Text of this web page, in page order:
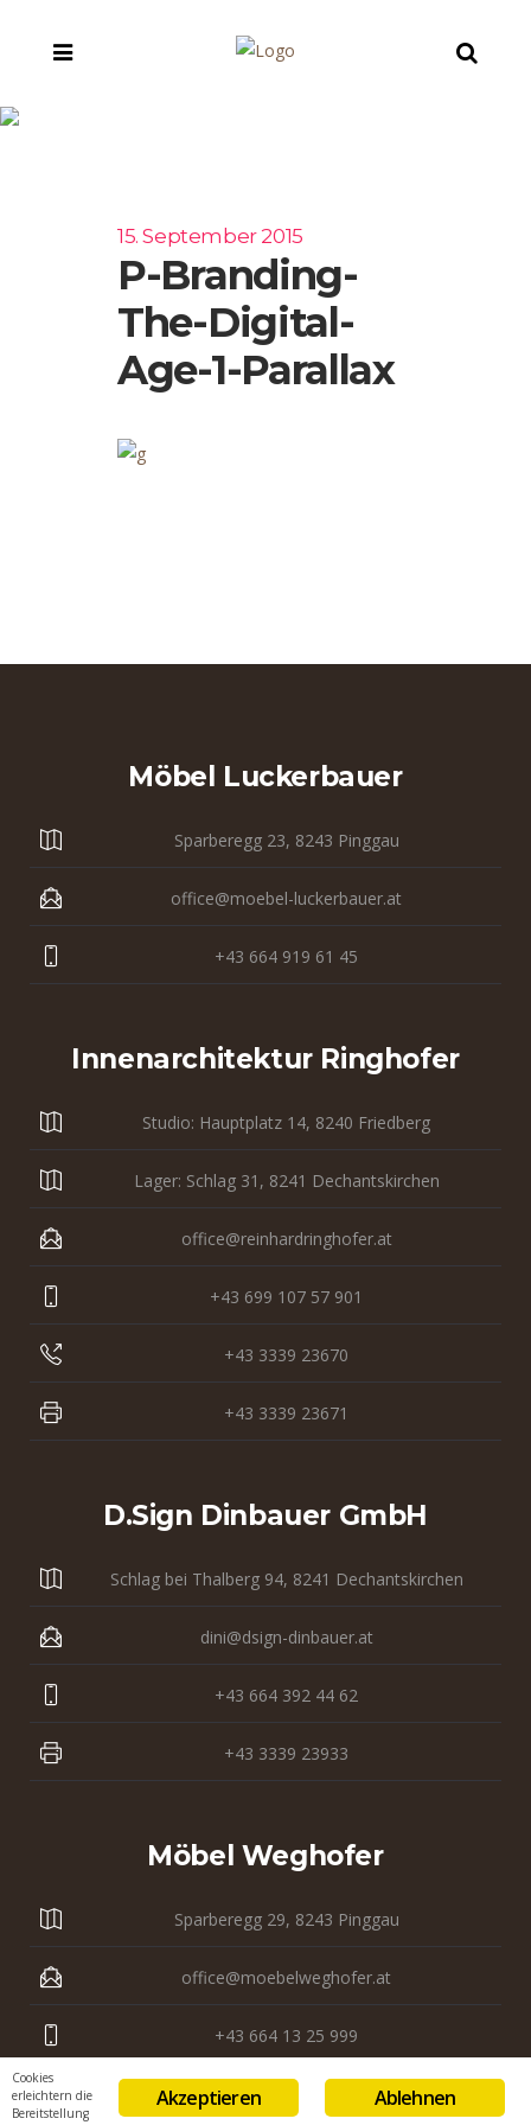
15. September 2015
P-Branding-
The-Digital-
Age-1-Parallax
Möbel Luckerbauer
Sparberegg 23, 8243 Pinggau
office@moebel-luckerbauer.at
+43 664 919 61 45
Innenarchitektur Ringhofer
Studio: Hauptplatz 14, 8240 Friedberg
Lager: Schlag 31, 8241 Dechantskirchen
office@reinhardringhofer.at
+43 699 107 57 901
+43 3339 23670
+43 3339 23671
D.sign Dinbauer GmbH
Schlag bei Thalberg 94, 8241 Dechantskirchen
dini@dsign-dinbauer.at
+43 664 392 44 62
+43 3339 23933
Möbel Weghofer
Sparberegg 29, 8243 Pinggau
office@moebelweghofer.at
+43 664 13 25 999
+43 3339 23 121 Ablehnen
Akzeptieren
Cookies
erleichtern die
Bereitstellung